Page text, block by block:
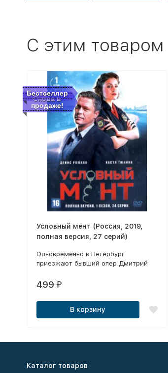
C этим
Снова в
продаже!
Бестселлер
Условный мент (Россия, 2019,
полная версия, 27 серий)
Одновременно в Петербург
приезжают бывший опер Дмитрий
превышение полномочий, и капитан
499 ₽
В корзину
Каталог товаров